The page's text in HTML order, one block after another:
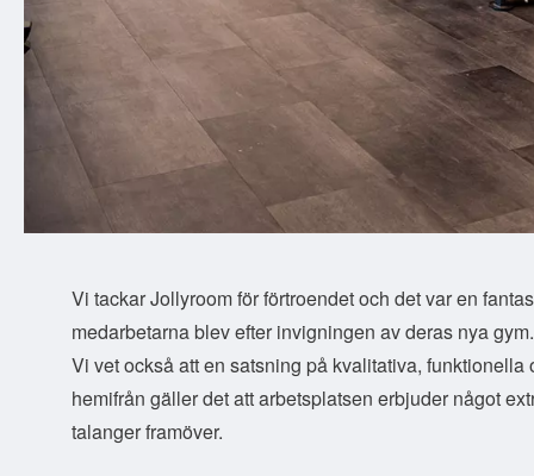
Vi tackar Jollyroom för förtroendet och det var en
medarbetarna blev efter invigningen av deras nya gym.
Vi vet också att en satsning på kvalitativa,
hemifrån gäller det att arbetsplatsen erbjuder något
talanger framöver.